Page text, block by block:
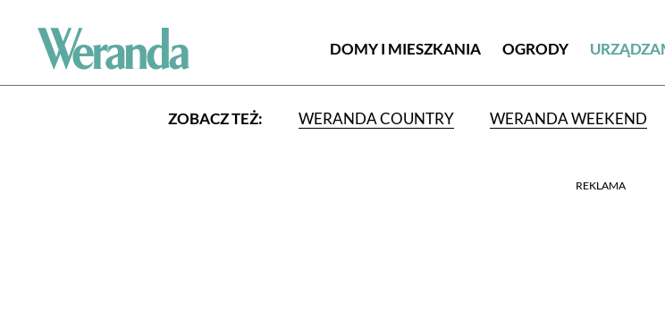
DOMY I MIESZKANIA OGRODY
ZOBACZ TEŻ: WERANDA COUNTRY WERANDA WEEKEND
REKLAMA